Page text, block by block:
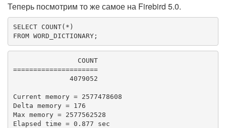
Теперь посмотрим то же самое на Firebird 5.0.
SELECT COUNT
FROM WORD_DICTIONARY;
=====================
Current memory = 2577478608
Delta memory = 176
Max memory = 2577562528
Elapsed time = 0.877 sec